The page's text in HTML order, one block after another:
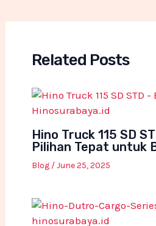
Related Posts
Hino Truck 115 SD
Pilihan Tepat untuk
Blog/June 25, 2025